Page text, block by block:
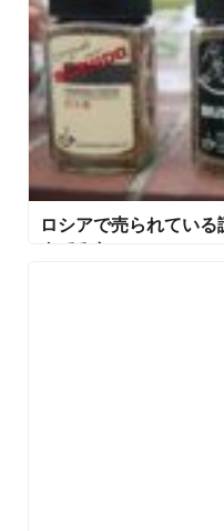
ロシアで売られてい
んでみた